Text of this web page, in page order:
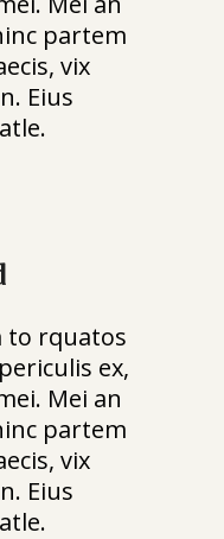
partem
vix
Eius
to rquatos
ex,
Mei an
partem
vix
Eius